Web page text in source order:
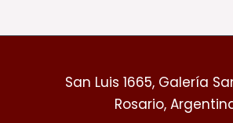
San Luis 1665, Galería
Rosario,